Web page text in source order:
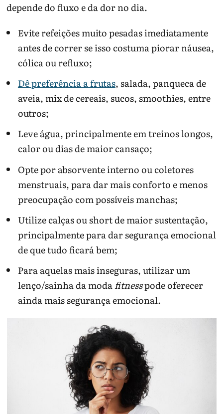
depende do fluxo e da dor no dia.
Evite refeições muito pesadas imediatamente
antes de correr se isso costuma piorar náusea,
cólica ou refluxo;
Dê preferência a frutas, salada, panqueca de
aveia, mix de cereais, sucos, smoothies, entre
outros;
Leve água, principalmente em treinos longos,
calor ou dias de maior cansaço;
Opte por absorvente interno ou coletores
menstruais, para dar mais conforto e menos
preocupação com possíveis manchas;
Utilize calças ou short de maior sustentação,
principalmente para dar segurança emocional
de que tudo ficará bem;
Para aquelas mais inseguras, utilizar um
lenço/sainha da modafitnesspode oferecer
ainda mais segurança emocional.